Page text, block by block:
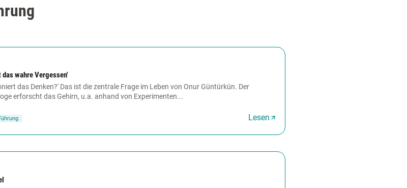
wahre Vergessen'
das Denken?' Das ist die zentrale Frage im Leben von Onur Güntürkün. Der
erforscht das Gehirn, u.a. anhand von Experimenten...
Lesen